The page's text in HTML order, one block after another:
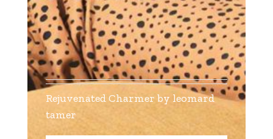
Rejuvenated Charmer by leomard
tamer